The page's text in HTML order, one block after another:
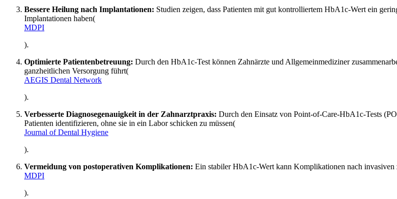
Bessere Heilung nach Implantationen: Studien zeigen, dass Patienten mit gut kontrolliertem HbA1c-Wert ein
Implantationen haben​(
MDPI
).
Optimierte Patientenbetreuung: Durch den HbA1c-Test können Zahnärzte und Allgemeinmediziner
ganzheitlichen Versorgung führt​(
AEGIS Dental Network
).
Verbesserte Diagnosegenauigkeit in der Zahnarztpraxis: Durch den Einsatz von Point-of-Care-HbA1c-Tests
Patienten identifizieren, ohne sie in ein Labor schicken zu müssen​(
Journal of Dental Hygiene
).
Vermeidung von postoperativen Komplikationen: Ein stabiler HbA1c-Wert kann Komplikationen nach
MDPI
).